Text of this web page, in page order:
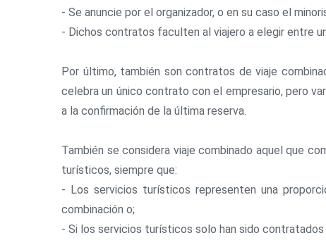
- Se anuncie por el organizador, o en su caso el
- Dichos contratos faculten al viajero a elegir entre
Por último, también son contratos de viaje
celebra un único contrato con el empresario, pero
a la confirmación de la última reserva.
También se considera viaje combinado aquel que
turísticos, siempre que:
- Los servicios turísticos representen una
combinación o;
- Si los servicios turísticos solo han sido